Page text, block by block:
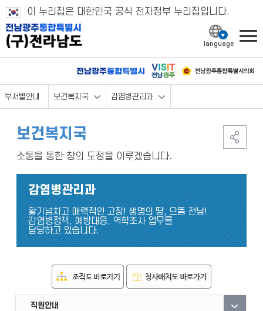
이 누리집은 대한민국 공식 전자정부 누리집입니다.
부서별안내 보건복지국 감염병관리과
보건복지국
소통을 통한 창의 도정을 이루겠습니다.
감염병관리과
활기넘치고 매력적인 고장! 생명의 땅, 으뜸 전남!
감염병정책, 예방대응, 역학조사 업무를
담당하고 있습니다.
직원안내
부서안내
자료실